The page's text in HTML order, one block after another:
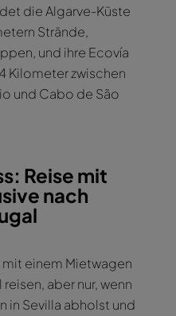
die Algarve-Küste
Strände,
und ihre Ecovía
Kilometer zwischen
und Cabo de São
Reise mit
nach
mit einem Mietwagen
aber nur, wenn
in Sevilla abholst und